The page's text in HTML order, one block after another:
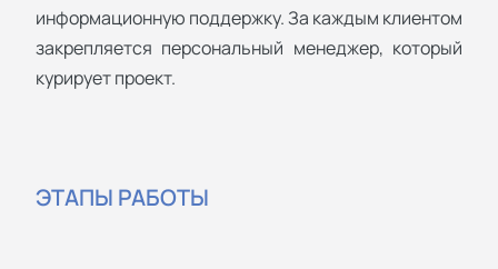
информационную поддержку. За каждым клиентом
закрепляется персональный менеджер, который
курирует проект.
ЭТАПЫ РАБОТЫ